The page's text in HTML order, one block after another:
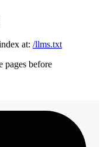
at: /llms.txt
pages before